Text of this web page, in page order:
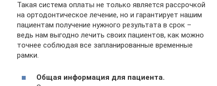
Такая система оплаты не только является рассрочкой
на ортодонтическое лечение, но и гарантирует нашим
пациентам получение нужного результата в срок –
ведь нам выгодно лечить своих пациентов, как можно
точнее соблюдая все запланированные временные
рамки.
Общая информация для пациента.